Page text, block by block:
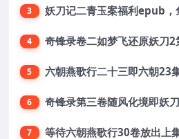
3 妖刀记二青玉案福利epub
4 奇锋录卷二如梦飞还原妖刀
5 六朝燕歌行二十三即六朝23
6 奇锋录第三卷随风化境即妖
7 等待六朝燕歌行30卷放出上